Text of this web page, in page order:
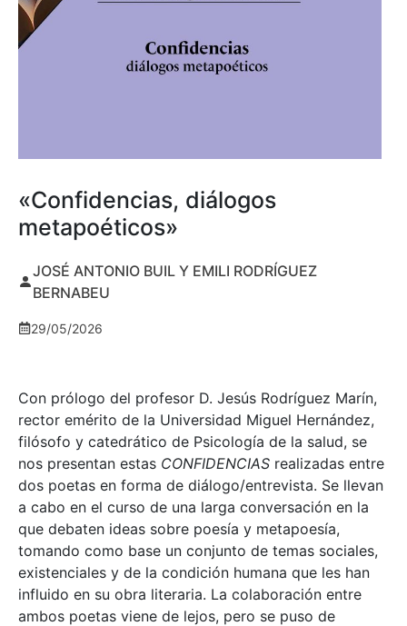
«Confidencias, diálogos
metapoéticos»
JOSÉ ANTONIO BUIL Y EMILI RODRÍGUEZ
BERNABEU
29/05/2026
Con prólogo del profesor D. Jesús Rodríguez Marín,
rector emérito de la Universidad Miguel Hernández,
filósofo y catedrático de Psicología de la salud, se
nos presentan estas CONFIDENCIAS realizadas entre
dos poetas en forma de diálogo/entrevista. Se llevan
a cabo en el curso de una larga conversación en la
que debaten ideas sobre poesía y metapoesía,
tomando como base un conjunto de temas sociales,
existenciales y de la condición humana que les han
influido en su obra literaria. La colaboración entre
ambos poetas viene de lejos, pero se puso de